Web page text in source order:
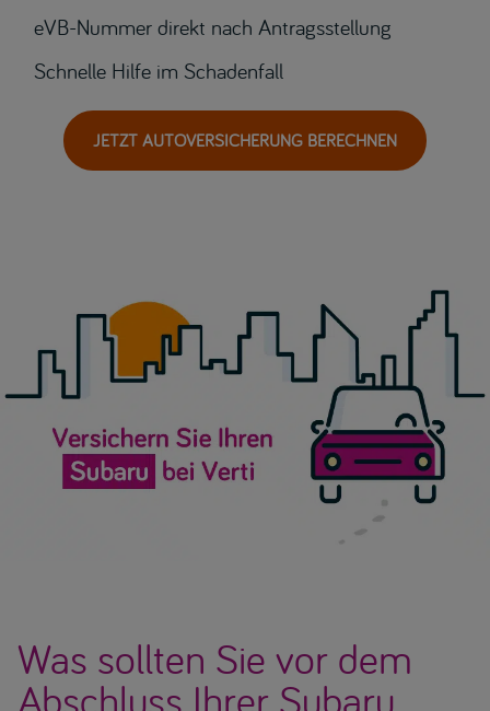
eVB-Nummer direkt nach Antragsstellung
Schnelle Hilfe im Schadenfall
JETZT AUTOVERSICHERUNG BERECHNEN
Was sollten Sie vor dem
Abschluss Ihrer Subaru